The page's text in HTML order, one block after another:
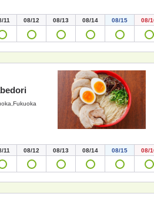
11 08/12 08/13 08/14 08/15 08/
11 08/12 08/13 08/14 08/15 08/